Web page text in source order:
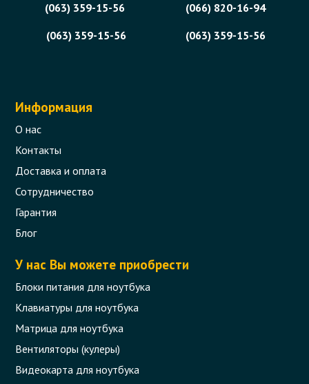
(063) 359-15-56
(066) 820-16-94
(063) 359-15-56
(063) 359-15-56
Информация
О нас
Контакты
Доставка и оплата
Сотрудничество
Гарантия
Блог
У нас Вы можете приобрести
Блоки питания для ноутбука
Клавиатуры для ноутбука
Матрица для ноутбука
Вентиляторы (кулеры)
Видеокарта для ноутбука